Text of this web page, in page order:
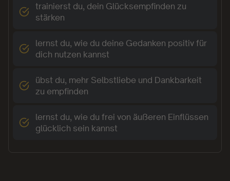
trainierst du, dein Glücksempfinden zu
stärken
lernst du, wie du deine Gedanken positiv für
dich nutzen kannst
übst du, mehr Selbstliebe und Dankbarkeit
zu empfinden
lernst du, wie du frei von äußeren Einflüssen
glücklich sein kannst